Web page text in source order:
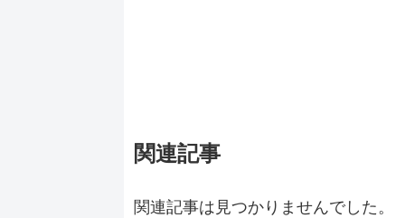
関連記事
関連記事は見つかりませんでした。